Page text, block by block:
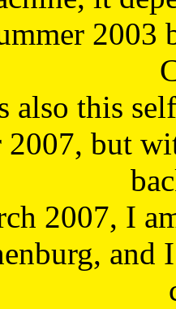
2003
also this
2007, but
2007, I
and